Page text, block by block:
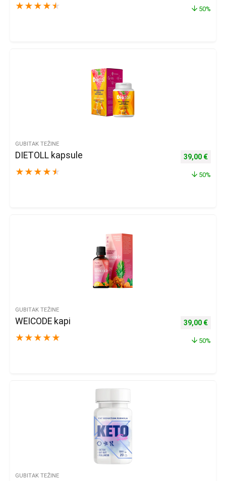
★ ★ ★ ★ ★ 50%
GUBITAK TEŽINE
DIETOLL kapsule
★ ★ ★ ★ ★
Izvorna
39,00 €
50%
GUBITAK TEŽINE
WEICODE kapi
★ ★ ★ ★ ★
Izvorna
39,00 €
50%
GUBITAK TEŽINE